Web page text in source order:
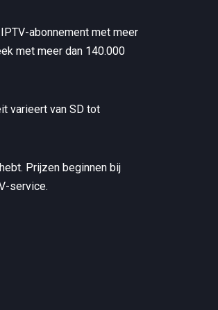
abonnement met meer
met meer dan 140.000
varieert van SD tot
Prijzen beginnen bij
service.